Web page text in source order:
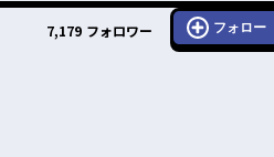
7,179 フォロワー フォロー